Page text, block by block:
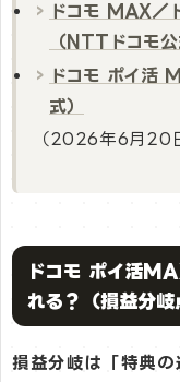
ドコモ MAX／
（NTTドコモ公
ドコモ ポイ活
式）
（2026年6月20
ドコモ ポイ活
れる？（損益分岐
損益分岐は「特典